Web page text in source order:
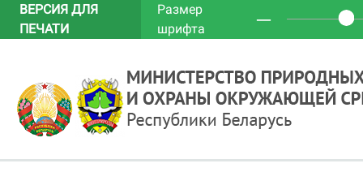
ВЕРСИЯ ДЛЯ
ПЕЧАТИ
Размер
шрифта
─